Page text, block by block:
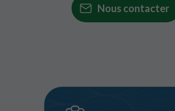
Nous contacter